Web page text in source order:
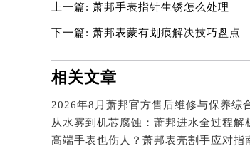
北京市东城区东长安街
内蒙古自治区巴彦淖
内蒙古自治区赤峰市
内蒙古自治区鄂尔多
内蒙古自治区呼伦贝
上一篇: 萧邦手表指针生锈怎么处理
下一篇: 萧邦表蒙有划痕解决技巧盘点
相关文章
从水雾到机芯腐蚀：萧邦进水全过程解
高端手表也伤人？萧邦表壳割手应对指